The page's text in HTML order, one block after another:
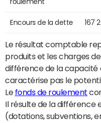
Encours de la dette 167
Le résultat comptable
produits et les charges
différence de la capacité
caractérise pas le
Le fonds de roulement
Il résulte de la différence
(dotations, subventions,